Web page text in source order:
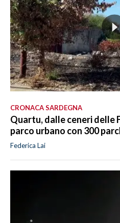
CRONACA SARDEGNA
Quartu, dalle ceneri delle
parco urbano con 300
Federica Lai